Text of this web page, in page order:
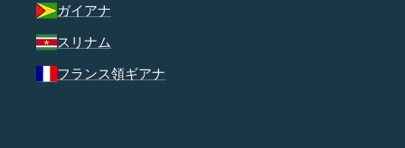
ガイアナ
スリナム
フランス領ギアナ